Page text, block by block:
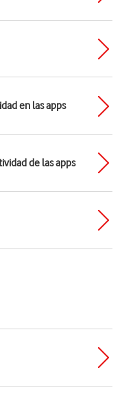
en las apps
de las apps